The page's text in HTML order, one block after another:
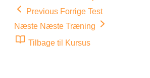
Previous Forrige Test
Næste Næste Træning
Tilbage til Kursus